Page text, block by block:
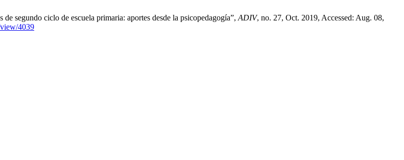
segundo ciclo de escuela primaria: aportes desde la psicopedagogía”, ADIV, no. 27, Oct. 2019, Accessed: Aug. 08,
4039